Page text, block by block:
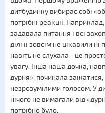
дитбудинку вибирає собі
потрібні реакції.
задавала питання і всі
ділі її зовсім не цікавили ні
навіть не слухала - це
увагу. Інша наша дочка,
дурня»: починала
незрозумілими голосом. У
нічого не вимагали від
потрібно було.